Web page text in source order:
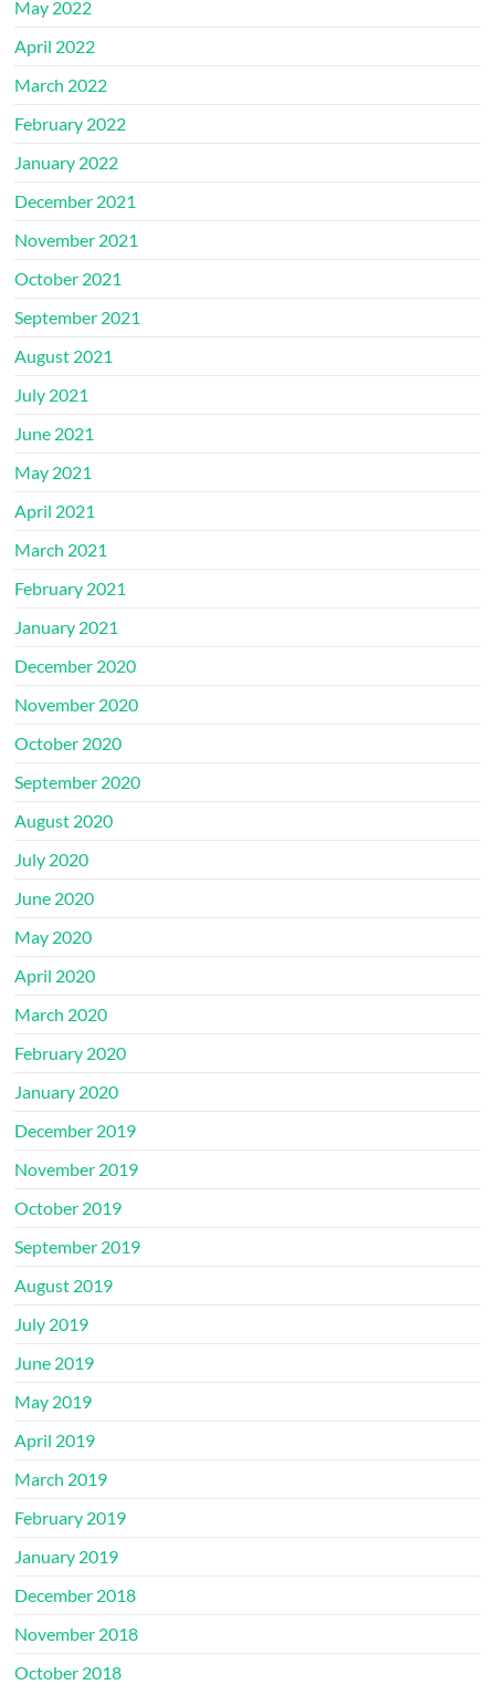
May 2022
April 2022
March 2022
February 2022
January 2022
December 2021
November 2021
October 2021
September 2021
August 2021
July 2021
June 2021
May 2021
April 2021
March 2021
February 2021
January 2021
December 2020
November 2020
October 2020
September 2020
August 2020
July 2020
June 2020
May 2020
April 2020
March 2020
February 2020
January 2020
December 2019
November 2019
October 2019
September 2019
August 2019
July 2019
June 2019
May 2019
April 2019
March 2019
February 2019
January 2019
December 2018
November 2018
October 2018